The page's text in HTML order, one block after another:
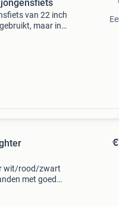
van 22 inch
maar in
wit/rood/zwart
met goed